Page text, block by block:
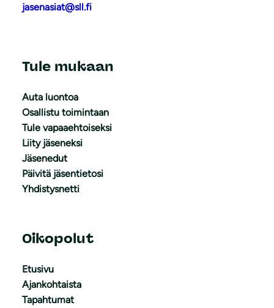
jasenasiat@sll.fi
Tule mukaan
Auta luontoa
Osallistu toimintaan
Tule vapaaehtoiseksi
Liity jäseneksi
Jäsenedut
Päivitä jäsentietosi
Yhdistysnetti
Oikopolut
Etusivu
Ajankohtaista
Tapahtumat